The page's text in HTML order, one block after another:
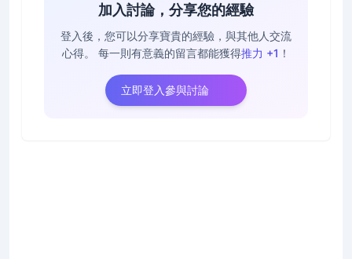
加入討論，分享您的經驗
登入後，您可以分享寶貴的經驗，與其他人交流
心得。
每一則有意義的留言都能獲得推力 +1 ！
立即登入參與討論